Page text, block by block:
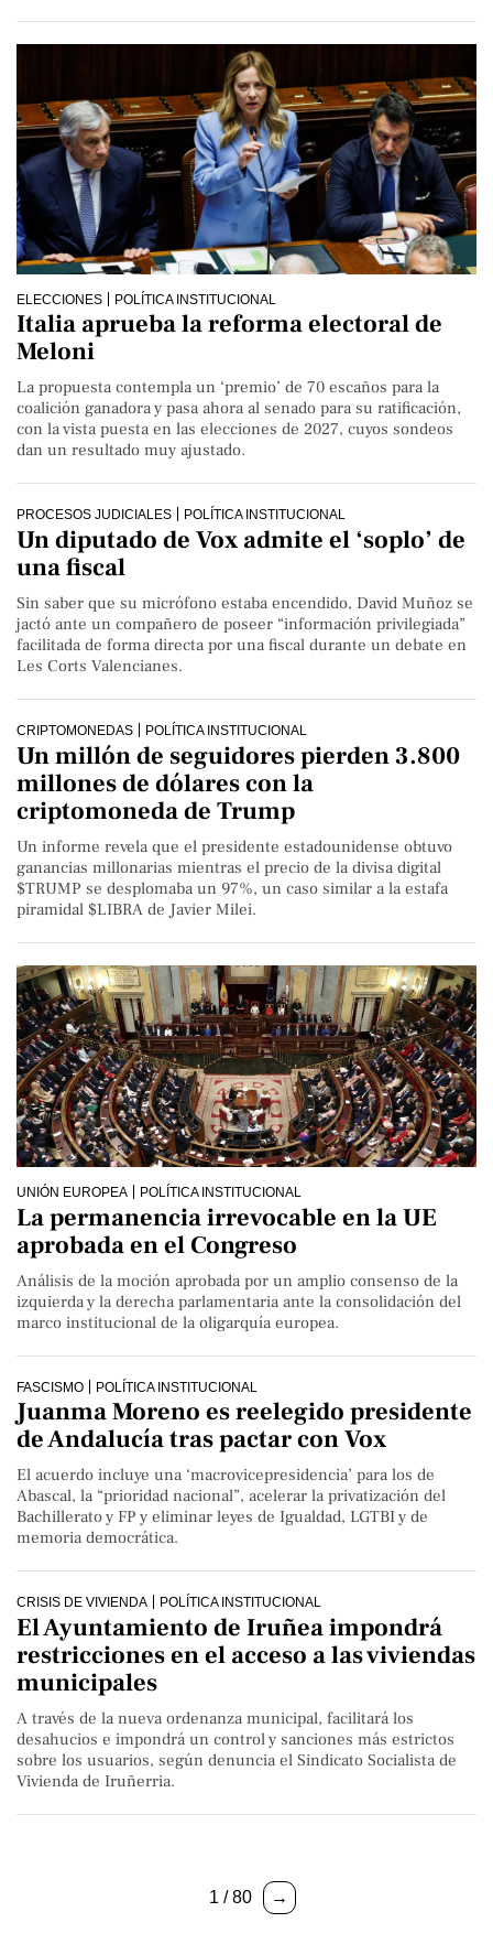
ELECCIONES POLÍTICA INSTITUCIONAL
Italia aprueba la reforma electoral de
Meloni
La propuesta contempla un ‘premio’ de 70 escaños para la
coalición ganadora y pasa ahora al senado para su ratificación,
con la vista puesta en las elecciones de 2027, cuyos sondeos
dan un resultado muy ajustado.
PROCESOS JUDICIALES POLÍTICA INSTITUCIONAL
Un diputado de Vox admite el ‘soplo’ de
una fiscal
Sin saber que su micrófono estaba encendido, David Muñoz se
jactó ante un compañero de poseer “información privilegiada”
facilitada de forma directa por una fiscal durante un debate en
Les Corts Valencianes.
CRIPTOMONEDAS POLÍTICA INSTITUCIONAL
Un millón de seguidores pierden 3.800
millones de dólares con la
criptomoneda de Trump
Un informe revela que el presidente estadounidense obtuvo
ganancias millonarias mientras el precio de la divisa digital
$TRUMP se desplomaba un 97%, un caso similar a la estafa
piramidal $LIBRA de Javier Milei.
UNIÓN EUROPEA POLÍTICA INSTITUCIONAL
La permanencia irrevocable en la UE
aprobada en el Congreso
Análisis de la moción aprobada por un amplio consenso de la
izquierda y la derecha parlamentaria ante la consolidación del
marco institucional de la oligarquía europea.
FASCISMO POLÍTICA INSTITUCIONAL
Juanma Moreno es reelegido presidente
de Andalucía tras pactar con Vox
El acuerdo incluye una ‘macrovicepresidencia’ para los de
Abascal, la “prioridad nacional”, acelerar la privatización del
Bachillerato y FP y eliminar leyes de Igualdad, LGTBI y de
memoria democrática.
CRISIS DE VIVIENDA POLÍTICA INSTITUCIONAL
El Ayuntamiento de Iruñea impondrá
restricciones en el acceso a las viviendas
municipales
A través de la nueva ordenanza municipal, facilitará los
desahucios e impondrá un control y sanciones más estrictos
sobre los usuarios, según denuncia el Sindicato Socialista de
Vivienda de Iruñerria.
1 / 80 →